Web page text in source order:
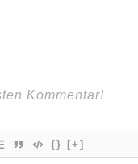
{} [+]